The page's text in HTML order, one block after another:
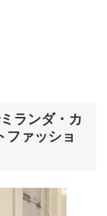
ランダ・カ
ファッショ